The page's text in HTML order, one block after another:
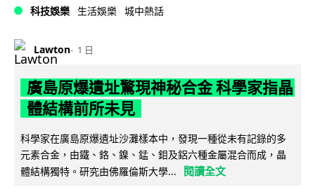
科技娛樂 生活娛樂 城中熱話
Lawton 1 日
廣島原爆遺址驚現神秘合金 科學家指晶
體結構前所未見
科學家在廣島原爆遺址沙灘樣本中，發現一種從未有記錄的多
元素合金，由鐵、鉻、鎳、錳、鉬及鋁六種金屬混合而成，晶
體結構獨特。研究由佛羅倫斯大學...
閱讀全文